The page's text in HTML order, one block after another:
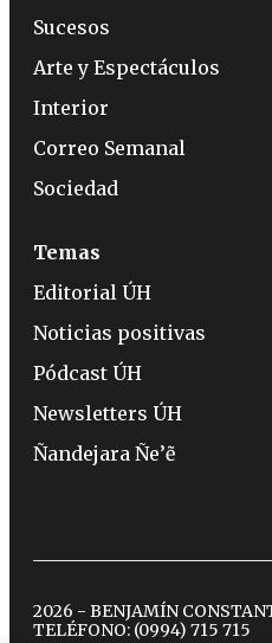
Sucesos
Arte y Espectáculos
Interior
Correo Semanal
Sociedad
Temas
Editorial ÚH
Noticias positivas
Pódcast ÚH
Newsletters ÚH
Ñandejara Ñe’ẽ
2026 - BENJAMÍN
TELÉFONO: (0994) 715 715